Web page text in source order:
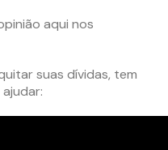
aqui nos
suas dívidas, tem